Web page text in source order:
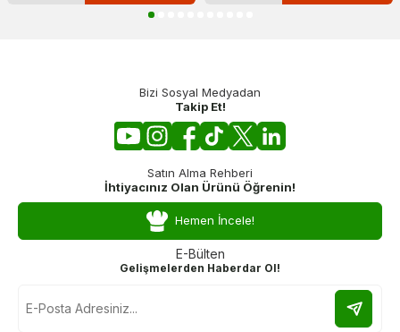
Bizi Sosyal Medyadan
Takip Et!
Satın Alma Rehberi
İhtiyacınız Olan Ürünü Öğrenin!
Hemen İncele!
E-Bülten
Gelişmelerden Haberdar Ol!